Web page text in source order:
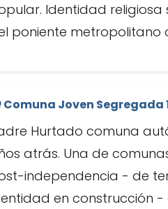
Identidad
poniente metropolitano
Joven Segregada
Hurtado comuna
atrás. Una de
independencia - de
en construcción